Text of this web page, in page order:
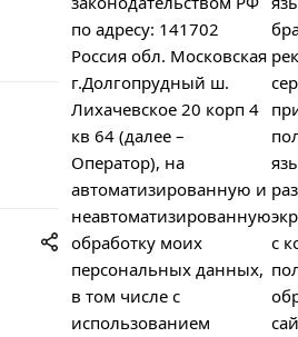
по адресу: 141702
Россия обл. Московская
г.Долгопрудный ш.
Лихачевское 20 корп 4
кв 64 (далее –
Оператор), на
автоматизированную и
неавтоматизированную
обработку моих
персональных данных,
в том числе с
использованием
с